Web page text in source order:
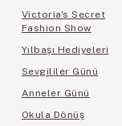
Victoria's Secret
Fashion Show
Yılbaşı Hediyeleri
Sevgililer Günü
Anneler Günü
Okula Dönüş